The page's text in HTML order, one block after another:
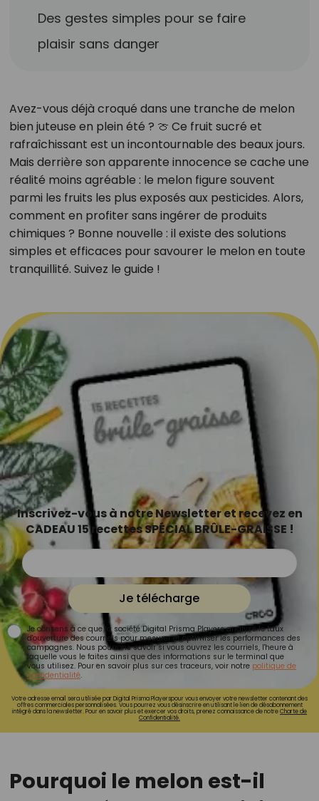
Des gestes simples pour se faire
plaisir sans danger
Avez-vous déjà croqué dans une tranche de melon
bien juteuse en plein été ? 🍈 Ce fruit sucré et
rafraîchissant est un incontournable des beaux jours.
Mais derrière son apparente innocence se cache une
réalité moins agréable : le melon figure souvent
parmi les fruits les plus exposés aux pesticides. Alors,
comment en profiter sans ingérer de produits
chimiques ? Bonne nouvelle : il existe des solutions
simples et efficaces pour savourer le melon en toute
tranquillité. Suivez le guide !
Inscrivez-vous à notre Newsletter et recevez en
CADEAU 15 recettes SPÉCIAL BRÛLE-GRAISSE !
Je télécharge
Je consens à ce que la société Digital Prisma Players analyse le taux
d'ouverture des courriels pour mesurer et optimiser les performances des
campagnes. Nous pourrons savoir si vous ouvrez les courriels, l'heure à
laquelle vous le faites ainsi que des informations sur le terminal que
vous utilisez. Pour en savoir plus sur ces traceurs, voir notre politique de
confidentialité.
Votre adresse email sera utilisée par Digital Prisma Playerspour vous envoyer votre newsletter contenant des
offres commerciales personnalisées. Vous pourrez vous désinscrire en utilisant le lien de désabonnement
intégré dans la newsletter. Pour en savoir plus et exercer vos droits, prenez connaissance de notreCharte de
Confidentialité.
Pourquoi le melon est-il